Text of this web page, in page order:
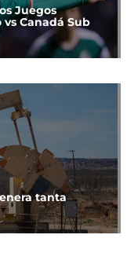
Juegos
Canadá Sub
tanta